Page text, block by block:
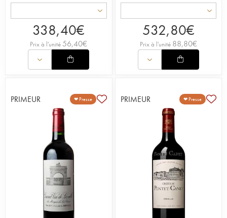
338,40€
Prix à l'unité 56,40€
532,80€
Prix à l'unité 88,80€
PRIMEUR ❤ Presse PRIMEUR ❤ Presse